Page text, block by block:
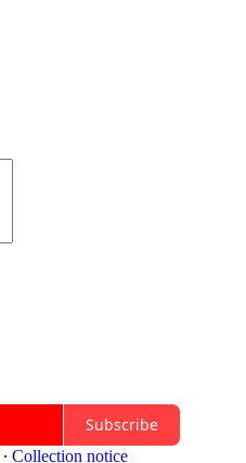
Subscribe
∙ Collection notice